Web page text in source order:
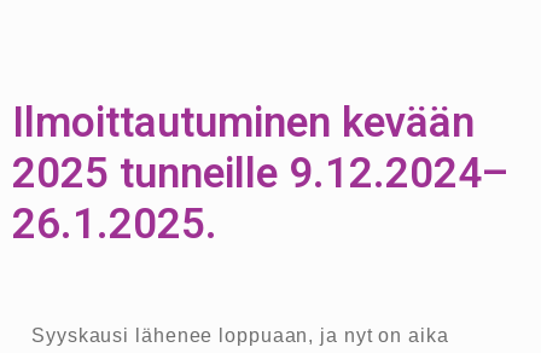
Ilmoittautuminen kevään
2025 tunneille 9.12.2024–
26.1.2025.
Syyskausi lähenee loppuaan, ja nyt on aika